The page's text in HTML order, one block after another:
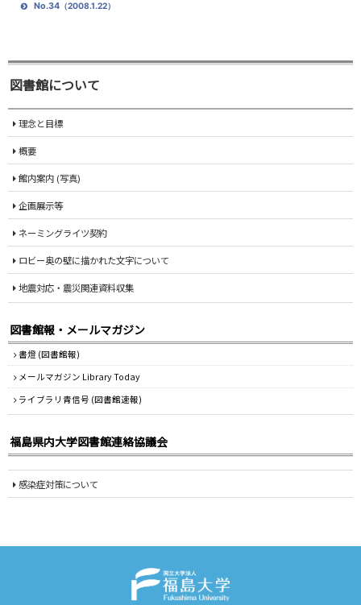
No.34（2008.1.22）
図書館について
理念と目標
概要
館内案内 (写真)
企画展示等
ネーミングライツ契約
ロビー奥の壁に描かれた文字について
地震対応・震災関連資料収集
図書館報・メールマガジン
書燈 (図書館報)
メールマガジン Library Today
ライブラリ青信号 (図書館速報)
福島県内大学図書館連絡協議会
感染症対策について